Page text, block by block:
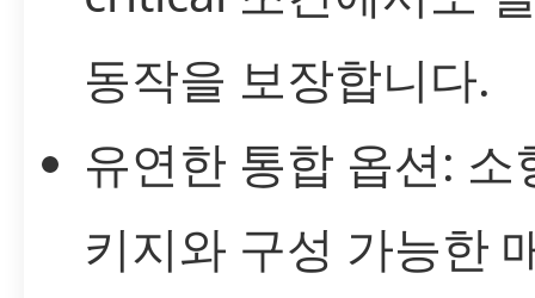
동작을 보장합니다.
유연한 통합 옵션: 소
키지와 구성 가능한